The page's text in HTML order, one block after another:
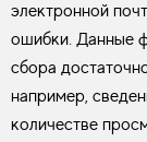
электронной
ошибки. Данные
сбора
например,
количестве